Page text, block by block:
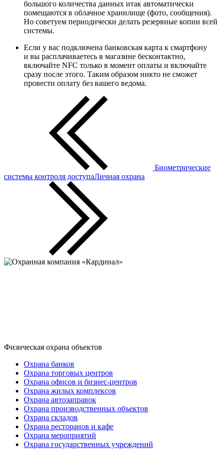
большого количества данных итак автоматически
помещаются в облачное хранилище (фото, сообщения).
Но советуем периодически делать резервные копии всей
системы.
Если у вас подключена банковская карта к смартфону
и вы расплачиваетесь в магазине бесконтактно,
включайте NFC только в момент оплаты и включайте
сразу после этого. Таким образом никто не сможет
провести оплату без вашего ведома.
Биометрические
системы контроля доступаЛичная охрана
Физическая охрана объектов
Охрана банков
Охрана торговых центров
Охрана офисов и бизнес-центров
Охрана жилых комплексов
Охрана автозаправок
Охрана производственных объектов
Охрана складов
Охрана ресторанов и кафе
Охрана мероприятий
Охрана государственных учреждений